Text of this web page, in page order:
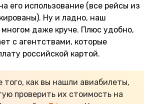
его использование (все рейсы из
Ну и ладно, наш
даже круче. Плюс удобно,
с агентствами, которые
российской картой.
того, как вы нашли авиабилеты,
проверить их стоимость на